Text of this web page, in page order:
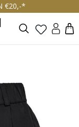
€20,-*
Zoeken